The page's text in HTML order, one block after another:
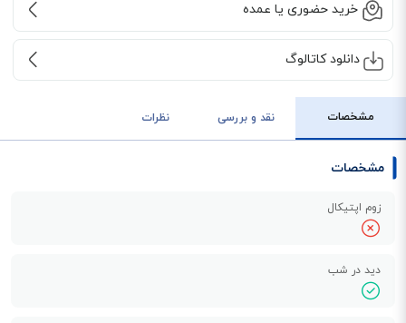
خرید حضوری یا عمده
دانلود کاتالوگ
مشخصات نقد و بررسی نظرات
مشخصات
زوم اپتیکال
دید در شب